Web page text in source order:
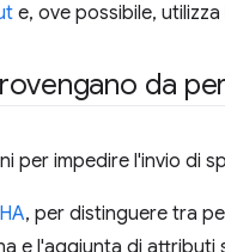
e, ove possibile, utilizza
da
per impedire l'invio di
, per distinguere tra
e l'aggiunta di attributi